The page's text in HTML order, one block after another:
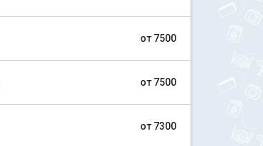
от 7500
от 7500
от 7300